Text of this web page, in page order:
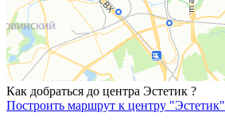
Как добраться до центра Эстетик ?
Построить маршрут к центру "Эстетик"